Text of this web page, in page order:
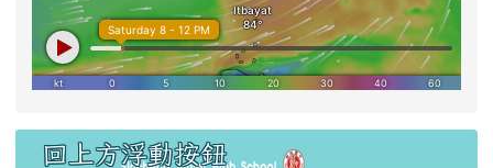
右邊區域內容
回上方浮動按鈕